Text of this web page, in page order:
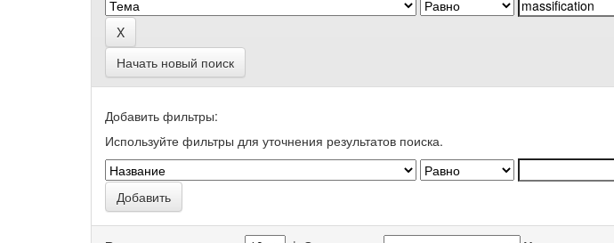
Начать новый поиск
Добавить фильтры:
Используйте фильтры для уточнения результатов поиска.